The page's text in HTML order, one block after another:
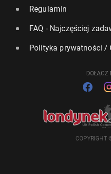
Regulamin
FAQ - Najczęściej
Polityka prywatności /
DOŁĄCZ